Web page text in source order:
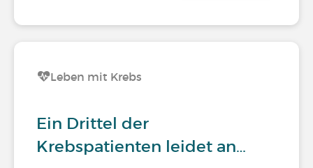
Leben mit Krebs
Ein Drittel der
Krebspatienten leidet an…